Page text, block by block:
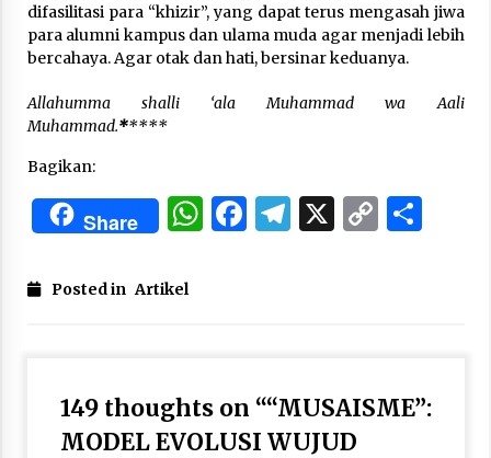
difasilitasi para “khizir”, yang dapat terus mengasah jiwa
para alumni kampus dan ulama muda agar menjadi lebih
bercahaya. Agar otak dan hati, bersinar keduanya.
Allahumma shalli ‘ala Muhammad wa Aali
Muhammad.*****
Bagikan:
Share WhatsApp
Facebook
Telegram
X Copy
Posted in Artikel
149 thoughts on ““MUSAISME”:
MODEL EVOLUSI WUJUD